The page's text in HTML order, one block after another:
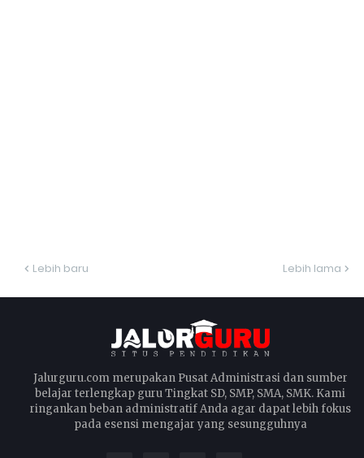
Lebih baru Lebih lama
Jalurguru.com merupakan Pusat Administrasi dan sumber
belajar terlengkap guru Tingkat SD, SMP, SMA, SMK. Kami
ringankan beban administratif Anda agar dapat lebih fokus
pada esensi mengajar yang sesungguhnya